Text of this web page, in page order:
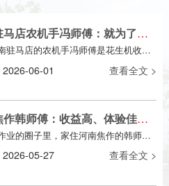
河南驻马店农机手冯师傅：就为了家里的十来亩花生地，我买了一台中联收获花生机，从此踏上农服致富路
来自河南驻马店的农机手冯师傅是花生机收行业新晋从业者，2025年才购入首台花生收获机，在他看来，性能可靠的农机不仅是生产工具，更是农业生产、增收致富的可靠伙伴。
2026-06-01 查看全文 >
河南焦作韩师傅：收益高、体验佳，选收割机只选中联收获
在农机作业的圈子里，家住河南焦作的韩师傅是不少同行认可的“老把式”，算下来他扎在农服这行已经整整15年了。说起入行的初衷，韩师傅总笑称自己是“继承衣钵”：父亲就是当地有名的农机手，即使是早年跑大车的他在父亲的耳濡目染下，对农机的了解自然是不少，于是就自然而然接过了父亲手里的农机方向盘，成了家里第二代职业农机手。作为中联收获的忠实老用户，2019年时国内自走式花生机市场刚刚兴起不...
2026-05-27 查看全文 >